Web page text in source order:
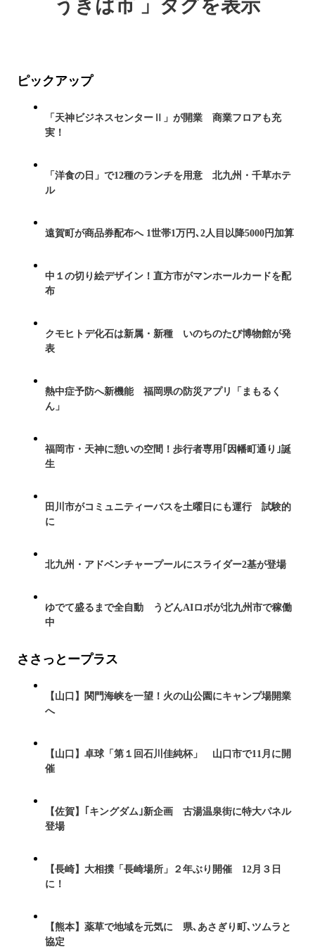
うきは市 」タグを表示
ピックアップ
「天神ビジネスセンターⅡ」が開業 商業フロアも充
実！
「洋食の日」で12種のランチを用意 北九州・千草ホテ
ル
遠賀町が商品券配布へ 1世帯1万円､2人目以降5000円加算
中１の切り絵デザイン！直方市がマンホールカードを配
布
クモヒトデ化石は新属・新種 いのちのたび博物館が発
表
熱中症予防へ新機能 福岡県の防災アプリ「まもるく
ん」
福岡市・天神に憩いの空間！歩行者専用｢因幡町通り｣誕
生
田川市がコミュニティーバスを土曜日にも運行 試験的
に
北九州・アドベンチャープールにスライダー2基が登場
ゆでて盛るまで全自動 うどんAIロボが北九州市で稼働
中
ささっとープラス
【山口】関門海峡を一望！火の山公園にキャンプ場開業
へ
【山口】卓球「第１回石川佳純杯」 山口市で11月に開
催
【佐賀】｢キングダム｣新企画 古湯温泉街に特大パネル
登場
【長崎】大相撲「長崎場所」２年ぶり開催 12月３日
に！
【熊本】薬草で地域を元気に 県､あさぎり町､ツムラと
協定